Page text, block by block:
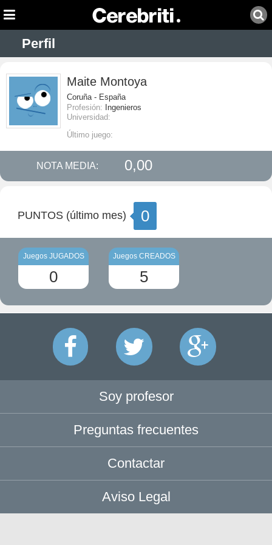
Perfil
Maite Montoya
Coruña - España
Profesión: Ingenieros
Universidad:
Último juego:
NOTA MEDIA: 0,00
PUNTOS (último mes) 0
Juegos JUGADOS
0
Juegos CREADOS
5
Soy profesor
Preguntas frecuentes
Contactar
Aviso Legal